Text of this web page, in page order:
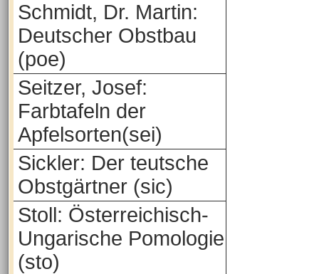
Schmidt, Dr. Martin:
Deutscher Obstbau
(poe)
Seitzer, Josef:
Farbtafeln der
Apfelsorten(sei)
Sickler: Der teutsche
Obstgärtner (sic)
Stoll: Österreichisch-
Ungarische Pomologie
(sto)